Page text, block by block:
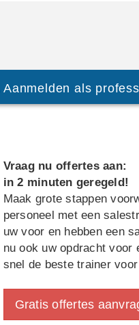
Aanmelden als
Vraag nu offertes aan:
in 2 minuten geregeld!
Maak grote stappen
personeel met een
uw voor en hebben een
nu ook uw opdracht voor
snel de beste trainer
Gratis offertes